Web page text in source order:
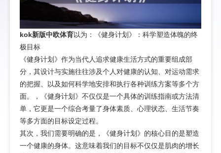
kok新版中欧体育以为：《健身计划》：科学塑造体魄的终
极目标
《健身计划》作为当代人追求健康生活方式的重要组成部
分，其设计与实施往往涉及个人对健康的认知、对运动需求
的把握、以及如何科学地安排和执行各种训练方案等多个方
面。，《健身计划》不仅仅是一个具体的训练指南或方法清
单，它更是一个综合考量了身体素质、心理状态、生活节奏
等多方面的目标设定过程。
其次，我们需要明确的是，《健身计划》的核心目的是塑造
一个健康的身体。这意味着我们的目标不仅仅是肌肉的增长